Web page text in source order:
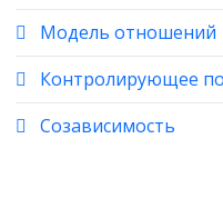
Модель отношений
Контролирующее
Созависимость